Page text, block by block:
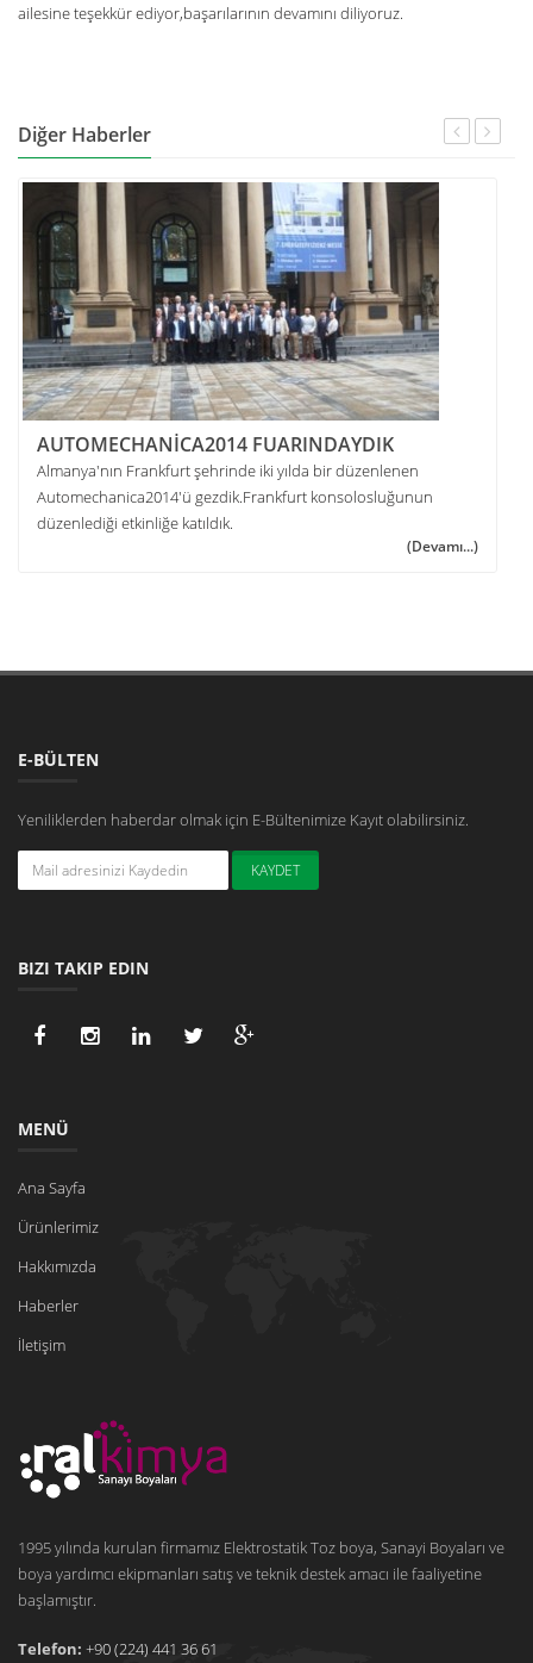
ailesine teşekkür ediyor,başarılarının devamını diliyoruz.
Diğer Haberler
AUTOMECHANİCA2014 FUARINDAYDIK
Almanya'nın Frankfurt şehrinde iki yılda bir düzenlenen
Automechanica2014'ü gezdik.Frankfurt konsolosluğunun
düzenlediği etkinliğe katıldık.
(Devamı...)
E-BÜLTEN
Yeniliklerden haberdar olmak için E-Bültenimize Kayıt olabilirsiniz.
BIZI TAKIP EDIN
MENÜ
Ana Sayfa
Ürünlerimiz
Hakkımızda
Haberler
İletişim
1995 yılında kurulan firmamız Elektrostatik Toz boya, Sanayi Boyaları ve
boya yardımcı ekipmanları satış ve teknik destek amacı ile faaliyetine
başlamıştır.
Telefon: +90 (224) 441 36 61